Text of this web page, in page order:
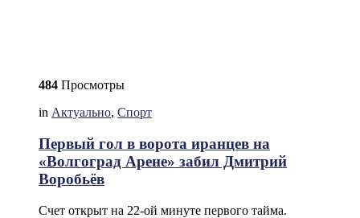
484 Просмотры
in Актуально, Спорт
Первый гол в ворота иранцев на
«Волгоград Арене» забил Дмитрий
Воробьёв
Счет открыт на 22-ой минуте первого тайма.